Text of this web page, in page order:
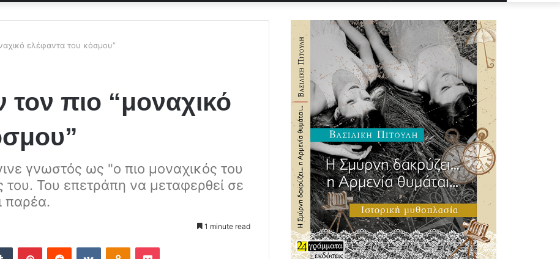
ελέφαντα του κόσμου”
πιο “μοναχικό
γνωστός ως "ο πιο μοναχικός του
Του επετράπη να μεταφερθεί σε
παρέα.
1 minute read